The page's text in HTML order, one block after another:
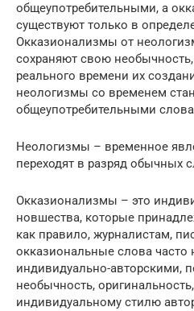
общеупотребительными, а
существуют только в
Окказионализмы от
сохраняют свою
реального времени их
неологизмы со временем
общеупотребительными
Неологизмы – временное
переходят в разряд обычных
Окказионализмы – это
новшества, которые
как правило, журналистам,
окказиональные слова часто
индивидуально-авторскими,
необычность,
индивидуальному стилю